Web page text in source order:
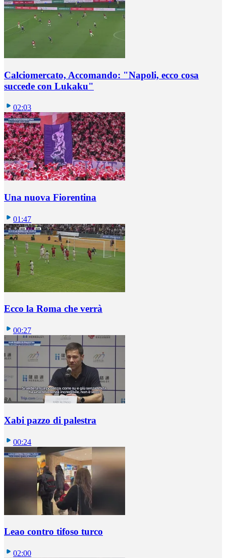
Calciomercato, Accomando: "Napoli, ecco cosa
succede con Lukaku"
02:03
Una nuova Fiorentina
01:47
Ecco la Roma che verrà
00:27
Xabi pazzo di palestra
00:24
Leao contro tifoso turco
02:00